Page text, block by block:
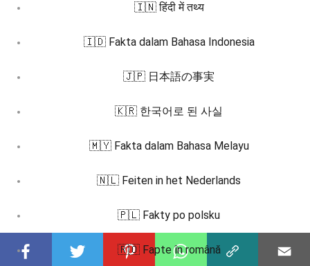
🇮🇳 हिंदी में तथ्य
🇮🇩 Fakta dalam Bahasa Indonesia
🇯🇵 日本語の事実
🇰🇷 한국어로 된 사실
🇲🇾 Fakta dalam Bahasa Melayu
🇳🇱 Feiten in het Nederlands
🇵🇱 Fakty po polsku
🇷🇴 Fapte în română